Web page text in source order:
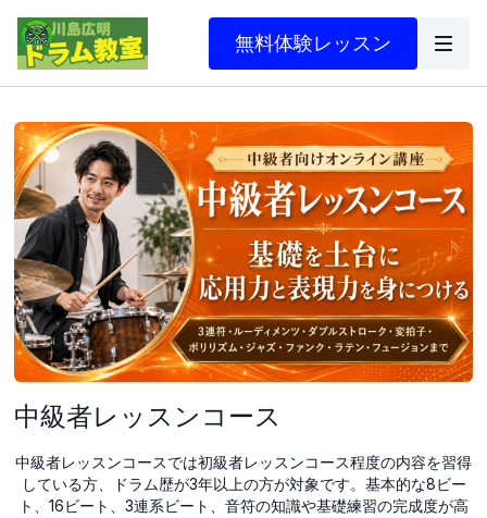
無料体験レッスン
中級者レッスンコース
中級者レッスンコースでは初級者レッスンコース程度の内容を習得
している方、ドラム歴が3年以上の方が対象です。基本的な8ビー
ト、16ビート、3連系ビート、音符の知識や基礎練習の完成度が高